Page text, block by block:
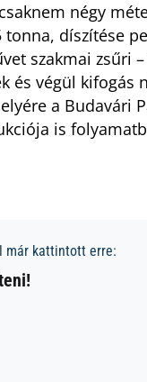
négy
tonna, díszítése
szakmai zsűri
és végül kifogás
a Budavári
is
már kattintott erre: